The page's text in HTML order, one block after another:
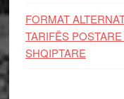
FORMAT
TARIFËS
SHQIPTARE